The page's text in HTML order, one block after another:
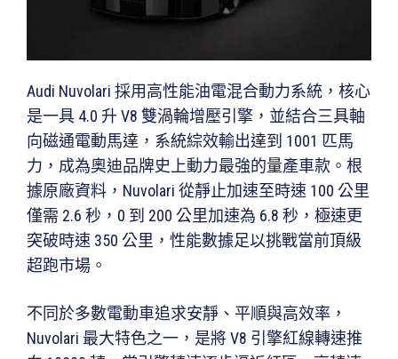
Audi Nuvolari 採用高性能油電混合動力系統，核心
是一具 4.0 升 V8 雙渦輪增壓引擎，並結合三具軸
向磁通電動馬達，系統綜效輸出達到 1001 匹馬
力，成為奧迪品牌史上動力最強的量產車款。根
據原廠資料，Nuvolari 從靜止加速至時速 100 公里
僅需 2.6 秒，0 到 200 公里加速為 6.8 秒，極速更
突破時速 350 公里，性能數據足以挑戰當前頂級
超跑市場。
不同於多數電動車追求安靜、平順與高效率，
Nuvolari 最大特色之一，是將 V8 引擎紅線轉速推